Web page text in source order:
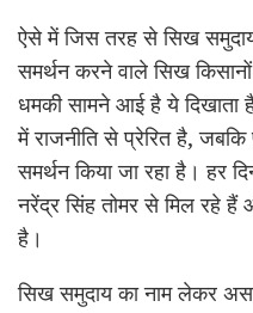
ऐसे में जिस तरह से सिख समुदाय
समर्थन करने वाले सिख
धमकी सामने आई है ये दिखाता
में राजनीति से प्रेरित है,
समर्थन किया जा रहा है। हर
नरेंद्र सिंह तोमर से मिल रहे हैं
है।
सिख समुदाय का नाम लेकर